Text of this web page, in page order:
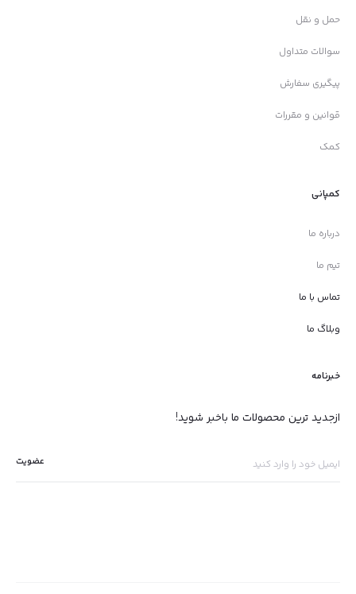
حمل و نقل
سوالات متداول
پیگیری سفارش
قوانین و مقررات
کمک
کمپانی
درباره ما
تیم ما
تماس با ما
وبلاگ ما
خبرنامه
ازجدید ترین محصولات ما باخبر شوید!